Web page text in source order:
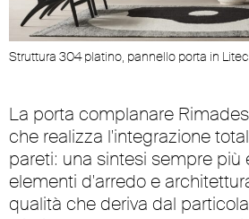
Struttura 304 platino, pannello porta in
La porta complanare
che realizza l'integrazione
pareti: una sintesi sempre più
elementi d'arredo e
qualità che deriva dal